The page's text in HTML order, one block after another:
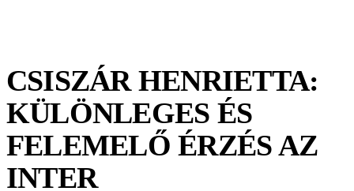
CSISZÁR HENRIETTA:
KÜLÖNLEGES ÉS
FELEMELŐ ÉRZÉS AZ
INTER